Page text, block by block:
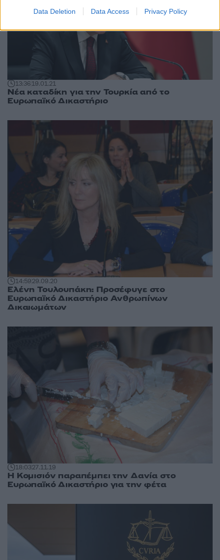
Data Deletion Data Access Privacy Policy
13:3619.01.21
Νέα καταδίκη για την Τουρκία από το
Ευρωπαϊκό Δικαστήριο
14:5929.09.20
Ελένη Τουλουπάκη: Προσέφυγε στο
Ευρωπαϊκό Δικαστήριο Ανθρωπίνων
Δικαιωμάτων
18:0327.11.19
Η Κομισιόν παραπέμπει την Δανία στο
Ευρωπαϊκό Δικαστήριο για την φέτα